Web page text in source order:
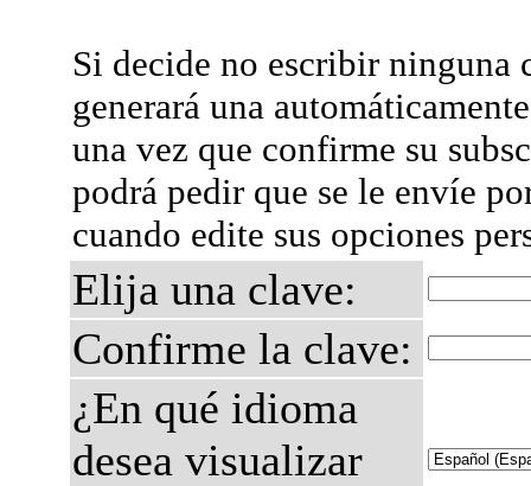
Si decide no escribir ninguna
generará una
una vez que confirme su
podrá pedir que se le envíe
cuando edite sus opciones
Elija una clave:
Confirme la clave:
¿En qué idioma
desea visualizar